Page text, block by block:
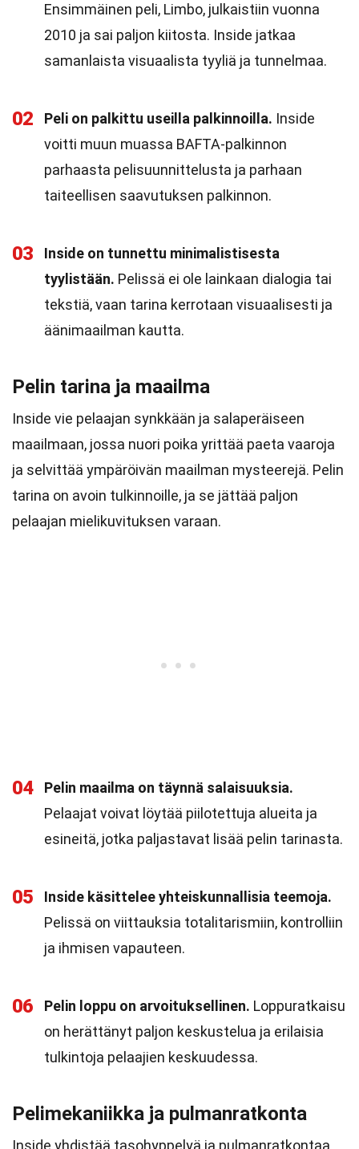
Ensimmäinen peli, Limbo, julkaistiin vuonna
2010 ja sai paljon kiitosta. Inside jatkaa
samanlaista visuaalista tyyliä ja tunnelmaa.
02 Peli on palkittu useilla palkinnoilla. Inside
voitti muun muassa BAFTA-palkinnon
parhaasta pelisuunnittelusta ja parhaan
taiteellisen saavutuksen palkinnon.
03
Inside on tunnettu minimalistisesta
tyylistään. Pelissä ei ole lainkaan dialogia tai
tekstiä, vaan tarina kerrotaan visuaalisesti ja
äänimaailman kautta.
Pelin tarina ja maailma
Inside vie pelaajan synkkään ja salaperäiseen
maailmaan, jossa nuori poika yrittää paeta vaaroja
ja selvittää ympäröivän maailman mysteerejä. Pelin
tarina on avoin tulkinnoille, ja se jättää paljon
pelaajan mielikuvituksen varaan.
04
Pelin maailma on täynnä salaisuuksia.
Pelaajat voivat löytää piilotettuja alueita ja
esineitä, jotka paljastavat lisää pelin tarinasta.
05
Inside käsittelee yhteiskunnallisia teemoja.
Pelissä on viittauksia totalitarismiin, kontrolliin
ja ihmisen vapauteen.
06 Pelin loppu on arvoituksellinen. Loppuratkaisu
on herättänyt paljon keskustelua ja erilaisia
tulkintoja pelaajien keskuudessa.
Pelimekaniikka ja pulmanratkonta
Inside yhdistää tasohyppelyä ja pulmanratkontaa